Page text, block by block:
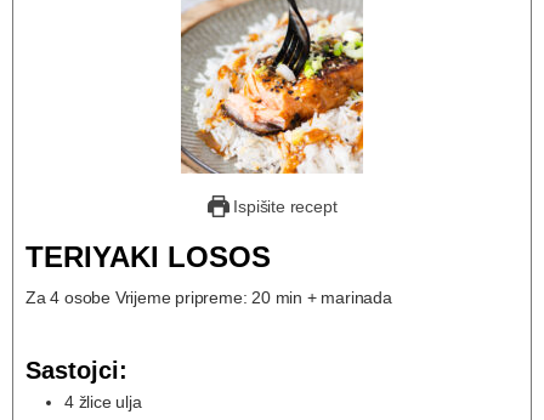
Ispišite recept
TERIYAKI LOSOS
Za 4 osobe Vrijeme pripreme: 20 min + marinada
Sastojci:
4 žlice ulja